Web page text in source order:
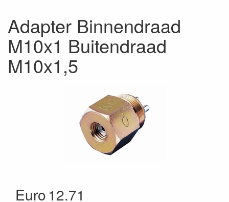
Adapter Binnendraad
M10x1 Buitendraad
M10x1,5
Euro12.71